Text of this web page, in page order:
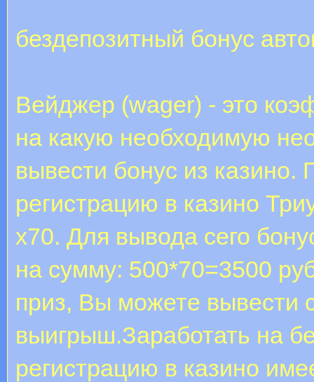
бездепозитный бонус
Вейджер (wager) - это
на какую необходимую
вывести бонус из
регистрацию в казино
х70. Для вывода сего
на сумму: 500*70=3500
приз, Вы можете вывести
выигрыш.Заработать на
регистрацию в казино